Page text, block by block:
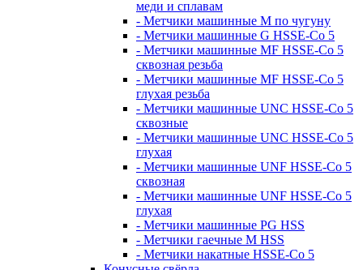
меди и сплавам
- Метчики машинные M по чугуну
- Метчики машинные G HSSE-Co 5
- Метчики машинные MF HSSE-Co 5
сквозная резьба
- Метчики машинные MF HSSE-Co 5
глухая резьба
- Метчики машинные UNC HSSE-Co 5
сквозные
- Метчики машинные UNC HSSE-Co 5
глухая
- Метчики машинные UNF HSSE-Co 5
сквозная
- Метчики машинные UNF HSSE-Co 5
глухая
- Метчики машинные PG HSS
- Метчики гаечные M HSS
- Метчики накатные HSSE-Co 5